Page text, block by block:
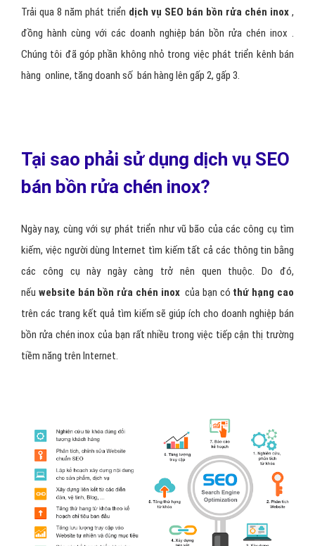
Trải qua 8 năm phát triển dịch vụ SEO bán bồn rửa chén inox ,
đồng hành cùng với các doanh nghiệp bán bồn rửa chén inox .
Chúng tôi đã góp phần không nhỏ trong việc phát triển kênh bán
hàng online, tăng doanh số bán hàng lên gấp 2, gấp 3.
Tại sao phải sử dụng dịch vụ SEO
bán bồn rửa chén inox?
Ngày nay, cùng với sự phát triển như vũ bão của các công cụ tìm
kiếm, việc người dùng Internet tìm kiếm tất cả các thông tin bằng
các công cụ này ngày càng trở nên quen thuộc. Do đó,
nếu website bán bồn rửa chén inox của bạn có thứ hạng cao
trên các trang kết quả tìm kiếm sẽ giúp ích cho doanh nghiệp bán
bồn rửa chén inox của bạn rất nhiều trong việc tiếp cận thị trường
tiềm năng trên Internet.